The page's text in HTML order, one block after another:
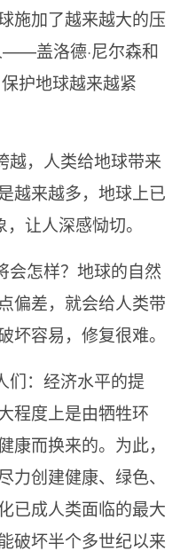
施加了越来越大的压
盖洛德·尼尔森和
护地球越来越紧
越，人类给地球带来
越来越多，地球上已
让人深感恸切。
会怎样？地球的自然
偏差，就会给人类带
坏容易，修复很难。
们：经济水平的提
程度上是由牺牲环
康而换来的。为此，
力创建健康、绿色、
已成人类面临的最大
破坏半个多世纪以来